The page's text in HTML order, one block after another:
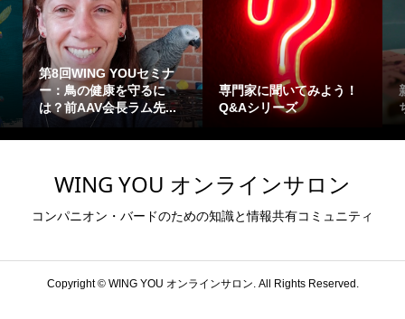
第8回WING YOUセミナ
ー：鳥の健康を守るに
は？前AAV会長ラム先...
専門家に聞いてみよう！
Q&Aシリーズ
WING YOU オンラインサロン
コンパニオン・バードのための知識と情報共有コミュニティ
Copyright ©WING YOU オンラインサロン. All Rights Reserved.